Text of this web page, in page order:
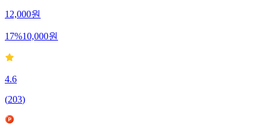
12,000원
17%10,000원
4.6
(203)